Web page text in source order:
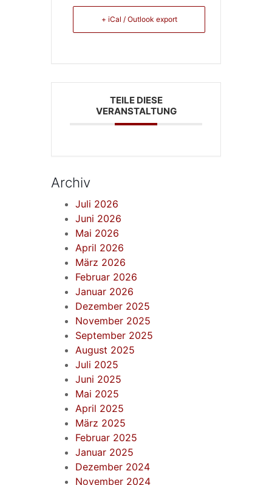
+ iCal / Outlook export
TEILE DIESE
VERANSTALTUNG
Archiv
Juli 2026
Juni 2026
Mai 2026
April 2026
März 2026
Februar 2026
Januar 2026
Dezember 2025
November 2025
September 2025
August 2025
Juli 2025
Juni 2025
Mai 2025
April 2025
März 2025
Februar 2025
Januar 2025
Dezember 2024
November 2024